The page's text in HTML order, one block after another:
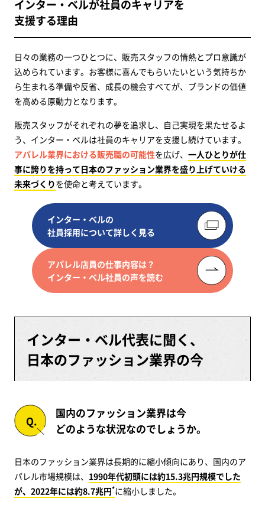
インター・ベルが社員のキャリアを
支援する理由
日々の業務の一つひとつに、販売スタッフの情熱とプロ意識が
込められています。お客様に喜んでもらいたいという気持ちか
ら生まれる準備や反省、成長の機会すべてが、ブランドの価値
を高める原動力となります。
販売スタッフがそれぞれの夢を追求し、自己実現を果たせるよ
う、インター・ベルは社員のキャリアを支援し続けています。
アパレル業界における販売職の可能性を広げ、 一人ひとりが仕
事に誇りを持って日本のファッション業界を盛り上げていける
未来づくりを使命と考えています。
インター・ベルの
社員採用について詳しく見る
アパレル店員の仕事内容は？
インター・ベル社員の声を読む
インター・ベル代表に聞く、
日本のファッション業界の今
国内のファッション業界は今
どのような状況なのでしょうか。
日本のファッション業界は長期的に縮小傾向にあり、国内のア
パレル市場規模は、 1990年代初頭には約15.3兆円規模でした
が、2022年には約8.7兆円*に縮小しました。